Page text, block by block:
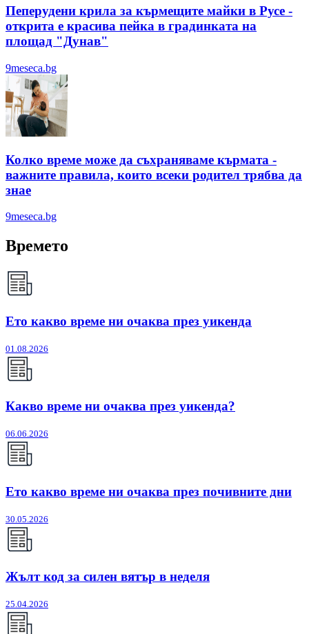
Пеперудени крила за кърмещите майки в Русе -
открита е красива пейка в градинката на
площад "Дунав"
9meseca.bg
Колко време може да съхраняваме кърмата -
важните правила, които всеки родител трябва да
знае
9meseca.bg
Времето
Ето какво време ни очаква през уикенда
01.08.2026
Какво време ни очаква през уикенда?
06.06.2026
Ето какво време ни очаква през почивните дни
30.05.2026
Жълт код за силен вятър в неделя
25.04.2026